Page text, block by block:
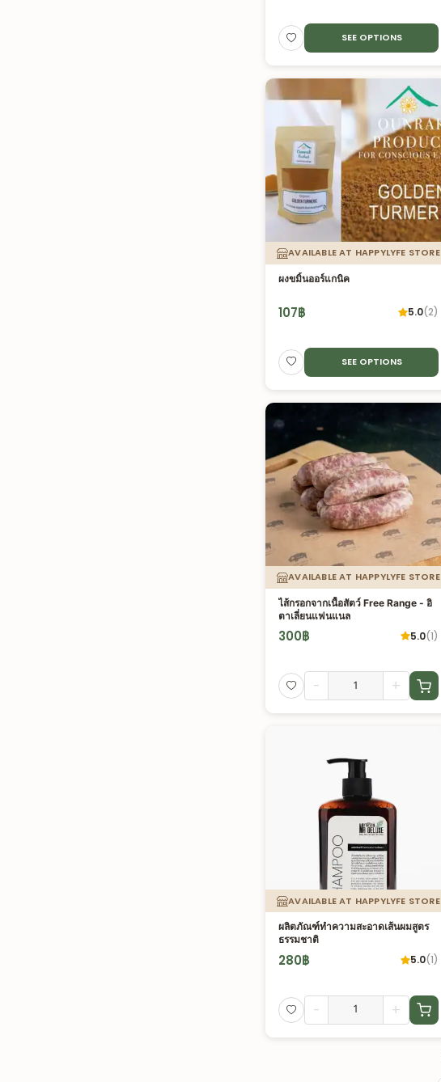
SEE OPTIONS
AVAILABLE AT HAPPYLYFE STORE
ผงขมิ้นออร์แกนิค
107฿ 5.0(2)
SEE OPTIONS
AVAILABLE AT HAPPYLYFE STORE
ไส้กรอกจากเนื้อสัตว์ Free Range - อิ
ตาเลี่ยนแฟนแนล
300฿ 5.0(1)
- +
AVAILABLE AT HAPPYLYFE STORE
ผลิตภัณฑ์ทำความสะอาดเส้นผมสูตร
ธรรมชาติ
280฿ 5.0(1)
- +